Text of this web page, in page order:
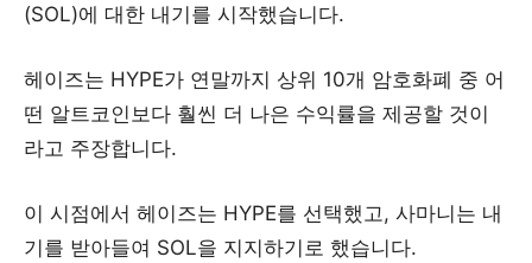
(SOL)에 대한 내기를 시작했습니다.
헤이즈는 HYPE가 연말까지 상위 10개 암호화폐 중 어
떤 알트코인보다 훨씬 더 나은 수익률을 제공할 것이
라고 주장합니다.
이 시점에서 헤이즈는 HYPE를 선택했고, 사마니는 내
기를 받아들여 SOL을 지지하기로 했습니다.